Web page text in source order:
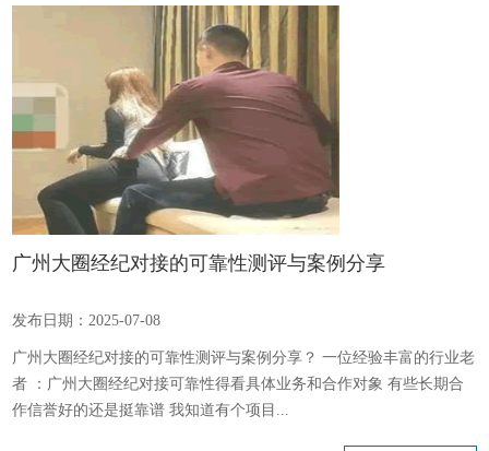
广州大圈经纪对接的可靠性测评与案例分享
发布日期：2025-07-08
广州大圈经纪对接的可靠性测评与案例分享？ 一位经验丰富的行业老
者 ：广州大圈经纪对接可靠性得看具体业务和合作对象 有些长期合
作信誉好的还是挺靠谱 我知道有个项目...